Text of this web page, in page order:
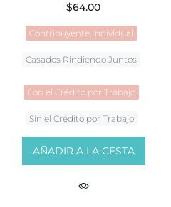
$64.00
Contribuyente Individual
Casados Rindiendo Juntos
Con el Crédito por Trabajo
Sin el Crédito por Trabajo
AÑADIR A LA CESTA